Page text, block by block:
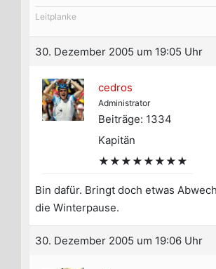
Leitplanke
30. Dezember 2005 um 19:05 Uhr
cedros
Administrator
Beiträge: 1334
Kapitän
★★★★★★★★
Bin dafür. Bringt doch etwas
die Winterpause.
30. Dezember 2005 um 19:06 Uhr